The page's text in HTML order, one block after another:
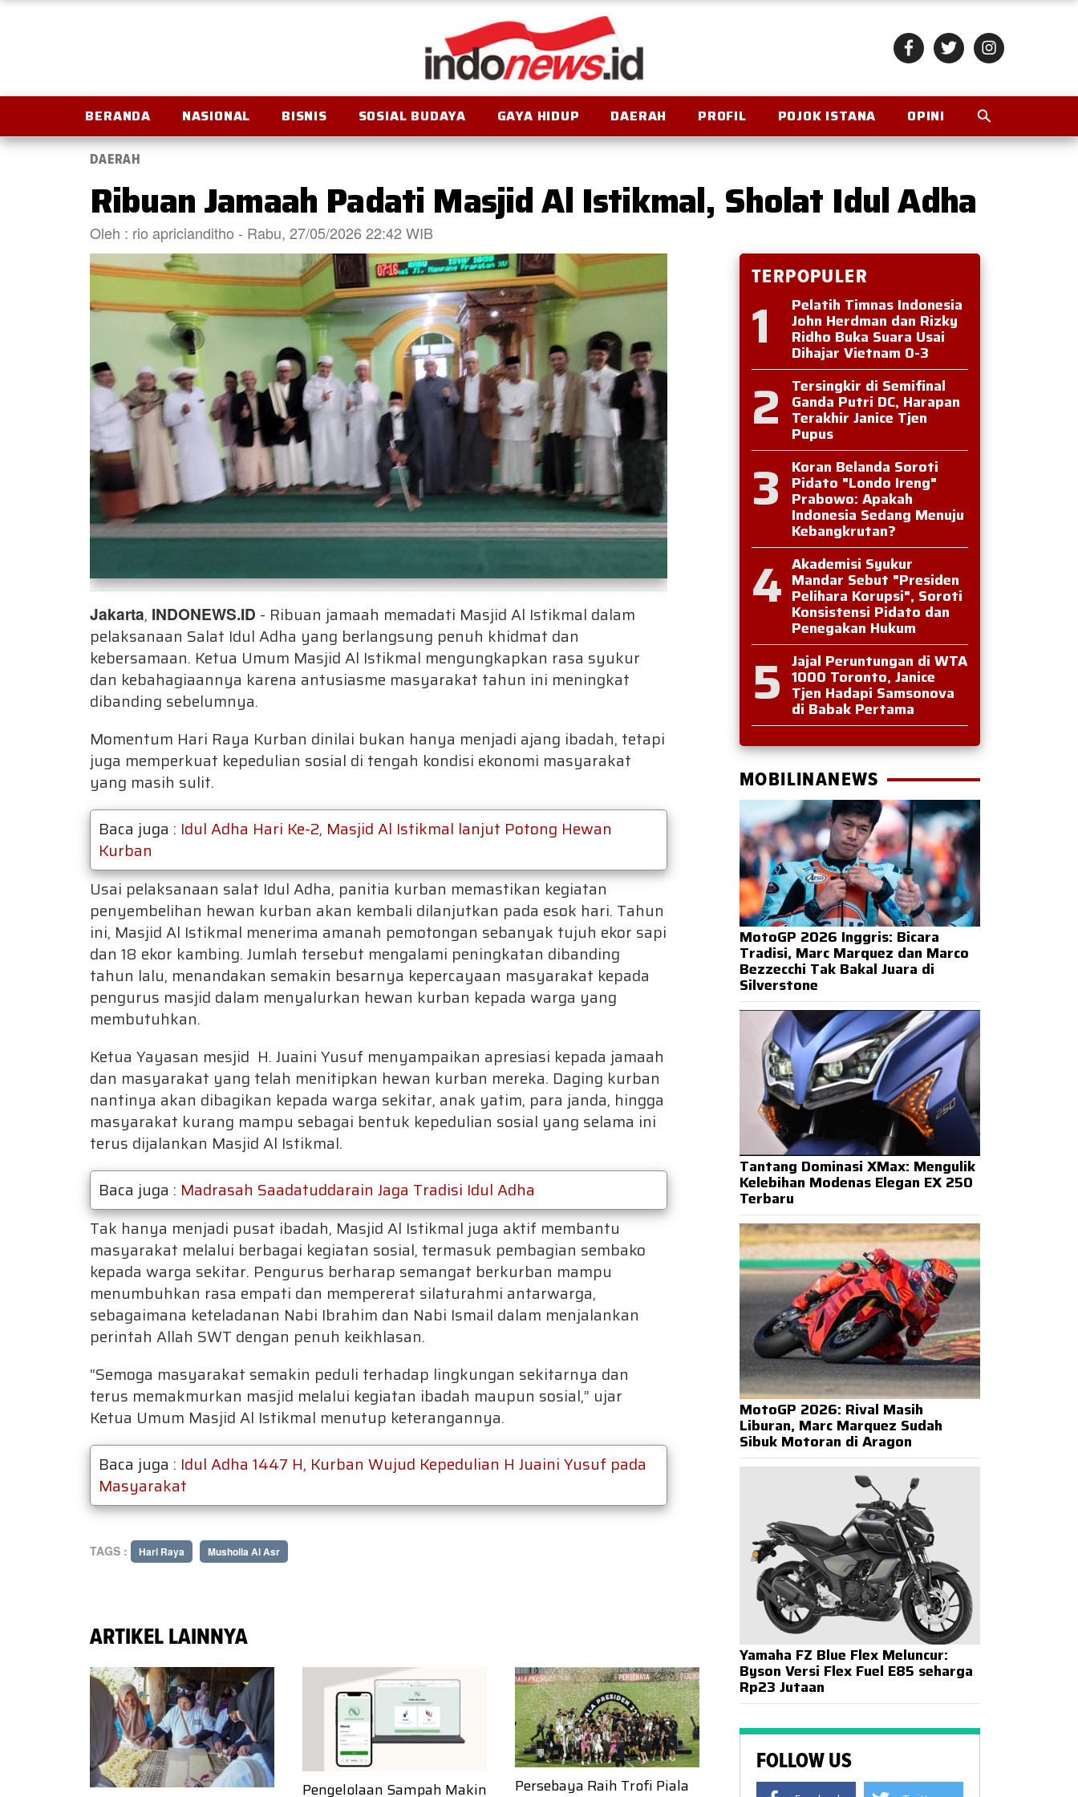
BERANDA NASIONAL BISNIS SOSIAL BUDAYA GAYA HIDUP DAERAH PROFIL POJOK ISTANA OPINI
DAERAH
Ribuan Jamaah Padati Masjid Al Istikmal, Sholat Idul Adha
Oleh : rio apricianditho - Rabu, 27/05/2026 22:42 WIB
Jakarta, INDONEWS.ID - Ribuan jamaah memadati Masjid Al Istikmal dalam
pelaksanaan Salat Idul Adha yang berlangsung penuh khidmat dan
kebersamaan. Ketua Umum Masjid Al Istikmal mengungkapkan rasa syukur
dan kebahagiaannya karena antusiasme masyarakat tahun ini meningkat
dibanding sebelumnya.
Momentum Hari Raya Kurban dinilai bukan hanya menjadi ajang ibadah, tetapi
juga memperkuat kepedulian sosial di tengah kondisi ekonomi masyarakat
yang masih sulit.
Baca juga : Idul Adha Hari Ke-2, Masjid Al Istikmal lanjut Potong Hewan
Kurban
Usai pelaksanaan salat Idul Adha, panitia kurban memastikan kegiatan
penyembelihan hewan kurban akan kembali dilanjutkan pada esok hari. Tahun
ini, Masjid Al Istikmal menerima amanah pemotongan sebanyak tujuh ekor sapi
dan 18 ekor kambing. Jumlah tersebut mengalami peningkatan dibanding
tahun lalu, menandakan semakin besarnya kepercayaan masyarakat kepada
pengurus masjid dalam menyalurkan hewan kurban kepada warga yang
membutuhkan.
Ketua Yayasan mesjid H. Juaini Yusuf menyampaikan apresiasi kepada jamaah
dan masyarakat yang telah menitipkan hewan kurban mereka. Daging kurban
nantinya akan dibagikan kepada warga sekitar, anak yatim, para janda, hingga
masyarakat kurang mampu sebagai bentuk kepedulian sosial yang selama ini
terus dijalankan Masjid Al Istikmal.
Baca juga : Madrasah Saadatuddarain Jaga Tradisi Idul Adha
Tak hanya menjadi pusat ibadah, Masjid Al Istikmal juga aktif membantu
masyarakat melalui berbagai kegiatan sosial, termasuk pembagian sembako
kepada warga sekitar. Pengurus berharap semangat berkurban mampu
menumbuhkan rasa empati dan mempererat silaturahmi antarwarga,
sebagaimana keteladanan Nabi Ibrahim dan Nabi Ismail dalam menjalankan
perintah Allah SWT dengan penuh keikhlasan.
“Semoga masyarakat semakin peduli terhadap lingkungan sekitarnya dan
terus memakmurkan masjid melalui kegiatan ibadah maupun sosial,” ujar
Ketua Umum Masjid Al Istikmal menutup keterangannya.
Baca juga : Idul Adha 1447 H, Kurban Wujud Kepedulian H Juaini Yusuf pada
Masyarakat
TAGS : Hari Raya Musholla Al Asr
ARTIKEL LAINNYA
Pengelolaan Sampah Makin Persebaya Raih Trofi Piala
TERPOPULER
1 Pelatih Timnas Indonesia
John Herdman dan Rizky
Ridho Buka Suara Usai
Dihajar Vietnam 0-3
2 Tersingkir di Semifinal
Ganda Putri DC, Harapan
Terakhir Janice Tjen
Pupus
3 Koran Belanda Soroti
Pidato "Londo Ireng"
Prabowo: Apakah
Indonesia Sedang Menuju
Kebangkrutan?
4 Akademisi Syukur
Mandar Sebut "Presiden
Pelihara Korupsi", Soroti
Konsistensi Pidato dan
Penegakan Hukum
5 Jajal Peruntungan di WTA
1000 Toronto, Janice
Tjen Hadapi Samsonova
di Babak Pertama
MOBILINANEWS
MotoGP 2026 Inggris: Bicara
Tradisi, Marc Marquez dan Marco
Bezzecchi Tak Bakal Juara di
Silverstone
Tantang Dominasi XMax: Mengulik
Kelebihan Modenas Elegan EX 250
Terbaru
MotoGP 2026: Rival Masih
Liburan, Marc Marquez Sudah
Sibuk Motoran di Aragon
Yamaha FZ Blue Flex Meluncur:
Byson Versi Flex Fuel E85 seharga
Rp23 Jutaan
FOLLOW US